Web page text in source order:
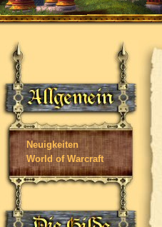
Neuigkeiten
World of Warcraft